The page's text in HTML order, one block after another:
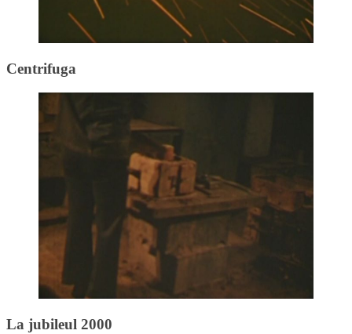
Centrifuga
La jubileul 2000